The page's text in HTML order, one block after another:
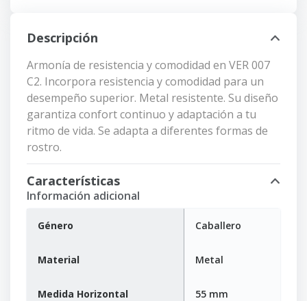
Descripción
Armonía de resistencia y comodidad en VER 007
C2. Incorpora resistencia y comodidad para un
desempeño superior. Metal resistente. Su diseño
garantiza confort continuo y adaptación a tu
ritmo de vida. Se adapta a diferentes formas de
rostro.
Características
Información adicional
Género Caballero
Material Metal
Medida Horizontal 55 mm